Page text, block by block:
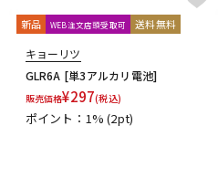
新品 WEB注文店頭受取可 送料無料
キョーリツ
GLR6A [単3アルカリ電池]
販売価格¥297(税込)
ポイント：1%(2pt)